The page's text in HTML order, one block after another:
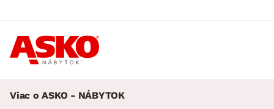
Viac o ASKO - NÁBYTOK